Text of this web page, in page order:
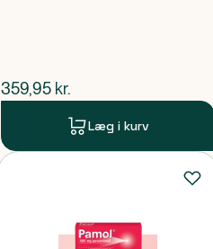
$nuværende pris
359,95 kr.
Læg i kurv